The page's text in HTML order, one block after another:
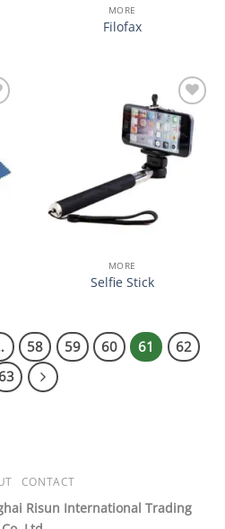
MORE
Filofax
加入
心愿
单
MORE
Selfie Stick
58 59 60 61
62
63
CONTACT
Risun International Trading